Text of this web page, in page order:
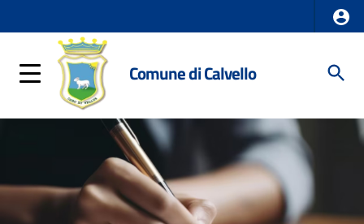
Comune di Calvello